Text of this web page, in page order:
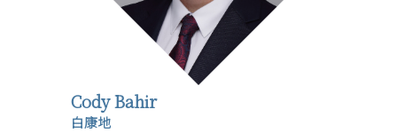
Cody Bahir
白康地